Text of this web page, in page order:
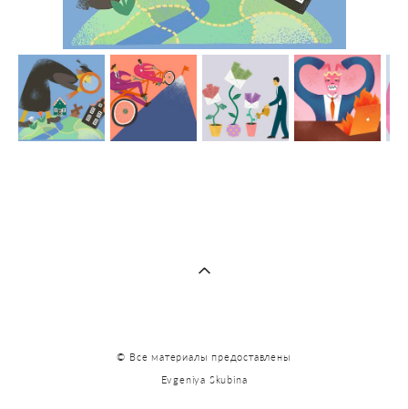
© Все материалы предоставлены
Evgeniya Skubina